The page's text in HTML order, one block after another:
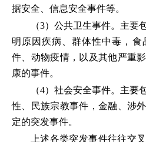
据安全、信息安全事件等。
（3）公共卫生事件。主要
明原因疾病、群体性中毒，
件、动物疫情，以及其他严重
康的事件。
（4）社会安全事件。主要
性、民族宗教事件，金融、涉
定的突发事件。
上述各类突发事件往往交